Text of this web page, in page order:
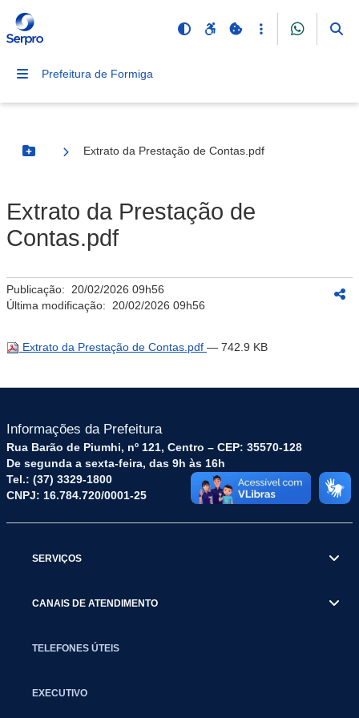
Prefeitura de Formiga
Botão Menu
Extrato da Prestação de Contas.pdf
Extrato da Prestação de
Contas.pdf
Publicação: 20/02/2026 09h56
Última modificação: 20/02/2026 09h56
Extrato da Prestação de Contas.pdf — 742.9 KB
Informações da Prefeitura
Rua Barão de Piumhi, nº 121, Centro – CEP: 35570-128
De segunda a sexta-feira, das 9h às 16h
Tel.: (37) 3329-1800
CNPJ: 16.784.720/0001-25
SERVIÇOS
CANAIS DE ATENDIMENTO
TELEFONES ÚTEIS
EXECUTIVO